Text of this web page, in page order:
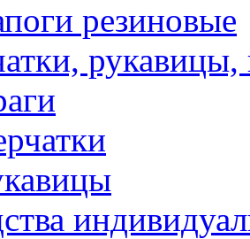
резиновые
рукавицы,